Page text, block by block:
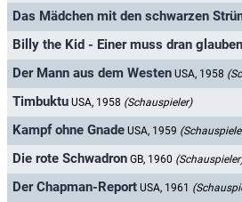
Das Mädchen mit den schwarzen
Billy the Kid - Einer muss dran glauben
Der Mann aus dem Westen USA, 1958
Timbuktu USA, 1958 (Schauspieler)
Kampf ohne Gnade USA, 1959
Die rote Schwadron GB, 1960
Der Chapman-Report USA, 1961